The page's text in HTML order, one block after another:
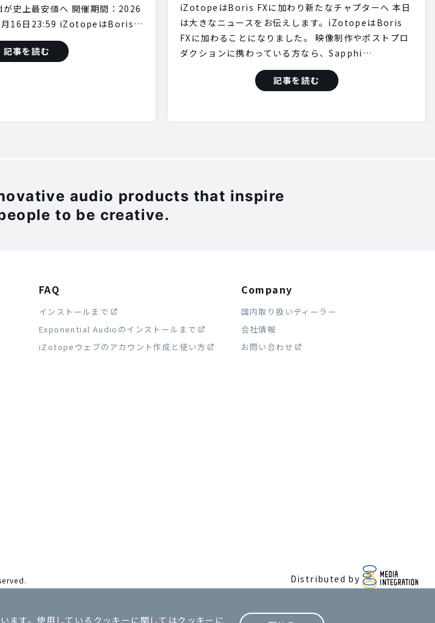
史上最安値へ 開催期間：2026
月16日23:59 iZotopeはBoris…
記事を読む
iZotopeはBoris FXに加わり新たなチャプターへ 本日
は大きなニュースをお伝えします。iZotopeはBoris
FXに加わることになりました。 映像制作やポストプロ
ダクションに携わっている方なら、Sapphi…
記事を読む
audio products that inspire
to be creative.
FAQ
インストールまで
Exponential Audioのインストールまで
iZotopeウェブのアカウント作成と使い方
Company
国内取り扱いディーラー
会社情報
お問い合わせ
Distributed by
ます。使用しているクッキーに関してはクッキーに